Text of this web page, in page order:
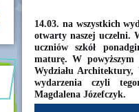
14.03. na wszystkich
otwarty naszej uczelni.
uczniów szkół
maturę. W powyższym
Wydziału Architektury,
wydarzenia czyli
Magdalena Józefczyk.